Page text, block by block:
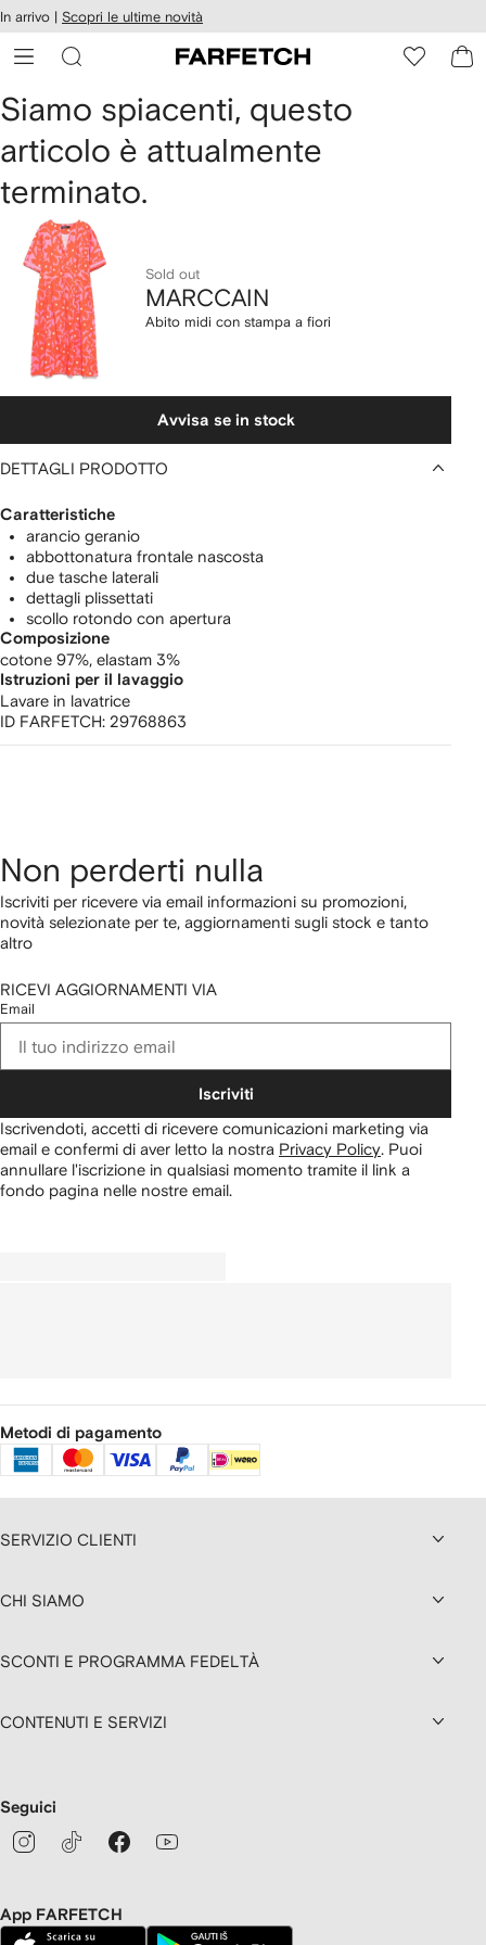
ai
In arrivo | Scopri le ultime novità
MARCCAIN
Abito
midi
con
stampa
fiori
Siamo spiacenti, questo
articolo è attualmente
terminato.
Sold out
MARCCAIN
Abito midi con stampa a fiori
Avvisa se in stock
DETTAGLI PRODOTTO
Caratteristiche
arancio geranio
abbottonatura frontale nascosta
due tasche laterali
dettagli plissettati
scollo rotondo con apertura
Composizione
cotone 97%, elastam 3%
Istruzioni per il lavaggio
Lavare in lavatrice
ID FARFETCH: 29768863
Non perderti nulla
Iscriviti per ricevere via email informazioni su promozioni,
novità selezionate per te, aggiornamenti sugli stock e tanto
altro
RICEVI AGGIORNAMENTI VIA
Email
Iscriviti
Iscrivendoti, accetti di ricevere comunicazioni marketing via
email e confermi di aver letto la nostra Privacy Policy. Puoi
annullare l'iscrizione in qualsiasi momento tramite il link a
fondo pagina nelle nostre email.
Metodi di pagamento
SERVIZIO CLIENTI
CHI SIAMO
SCONTI E PROGRAMMA FEDELTÀ
CONTENUTI E SERVIZI
Seguici
App FARFETCH